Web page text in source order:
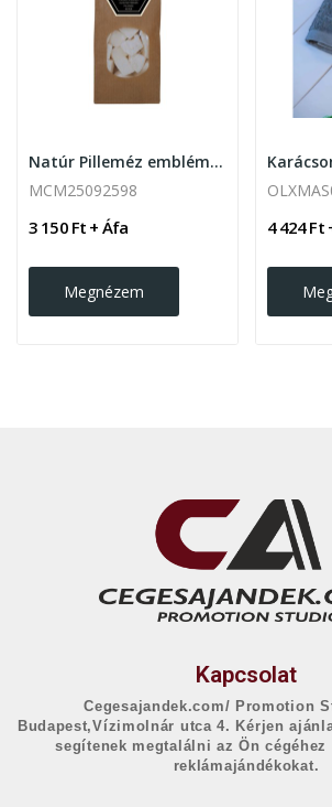
Natúr Pilleméz emblémázható kísérőkártyával
MCM25092598
3 150 Ft + Áfa
Megnézem
4 424 Ft
Kapcsolat
Cegesajandek.com/ Promotion
Budapest,Vízimolnár utca 4. Kérjen
segítenek megtalálni az Ön
reklámajándékokat.